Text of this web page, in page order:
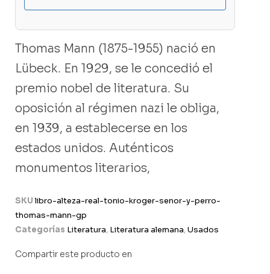
Thomas Mann (1875-1955) nació en
Lübeck. En 1929, se le concedió el
premio nobel de literatura. Su
oposición al régimen nazi le obliga,
en 1939, a establecerse en los
estados unidos. Auténticos
monumentos literarios,
SKUlibro-alteza-real-tonio-kroger-senor-y-perro-
thomas-mann-gp
Categorías Literatura, Literatura alemana,Usados
Compartir este producto en